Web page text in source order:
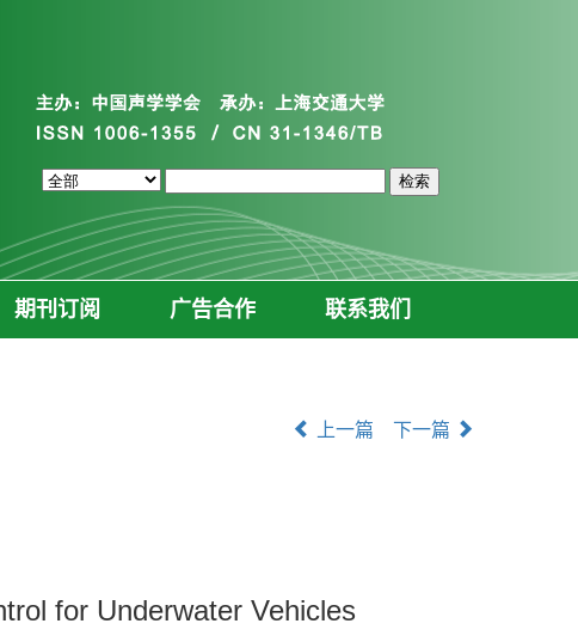
期刊订阅 广告合作 联系我们
上一篇 下一篇
for Underwater Vehicles